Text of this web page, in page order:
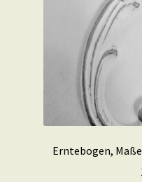
Erntebogen,